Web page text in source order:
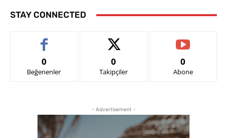
STAY CONNECTED
0
Beğenenler
0
Takipçiler
0
Abone
- Advertisement -